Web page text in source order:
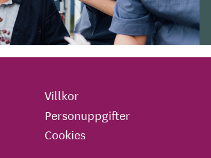
Villkor
Personuppgifter
Cookies